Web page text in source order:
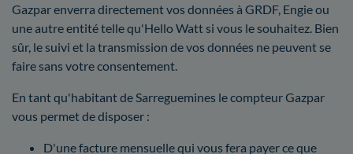
Gazpar enverra directement vos données à GRDF, Engie ou
une autre entité telle qu'Hello Watt si vous le souhaitez. Bien
sûr, le suivi et la transmission de vos données ne peuvent se
faire sans votre consentement.
En tant qu'habitant de Sarreguemines le compteur Gazpar
vous permet de disposer :
D'une facture mensuelle qui vous fera payer ce que